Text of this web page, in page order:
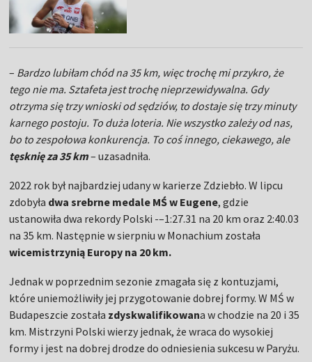
– Bardzo lubiłam chód na 35 km, więc trochę mi przykro, że
tego nie ma. Sztafeta jest trochę nieprzewidywalna. Gdy
otrzyma się trzy wnioski od sędziów, to dostaje się trzy minuty
karnego postoju. To duża loteria. Nie wszystko zależy od nas,
bo to zespołowa konkurencja. To coś innego, ciekawego, ale
tęsknię za 35 km– uzasadniła.
2022 rok był najbardziej udany w karierze Zdziebło. W lipcu
zdobyła dwa srebrne medale MŚ w Eugene, gdzie
ustanowiła dwa rekordy Polski -–1:27.31 na 20 km oraz 2:40.03
na 35 km. Następnie w sierpniu w Monachium została
wicemistrzynią Europy na 20 km.
Jednak w poprzednim sezonie zmagała się z kontuzjami,
które uniemożliwiły jej przygotowanie dobrej formy. W MŚ w
Budapeszcie została zdyskwalifikowana w chodzie na 20 i 35
km. Mistrzyni Polski wierzy jednak, że wraca do wysokiej
formy i jest na dobrej drodze do odniesienia sukcesu w Paryżu.